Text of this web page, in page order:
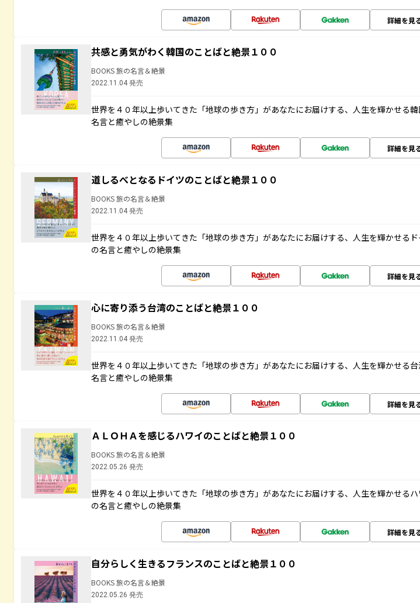
詳細を見
共感と勇気がわく韓国のことばと絶景１００
BOOKS 旅の名言＆絶景
2022.11.04 発売
世界を４０年以上歩いてきた「地球の歩き方」があなたにお届けする、人生を輝かせる韓
名言と癒やしの絶景集
詳細を見
道しるべとなるドイツのことばと絶景１００
BOOKS 旅の名言＆絶景
2022.11.04 発売
世界を４０年以上歩いてきた「地球の歩き方」があなたにお届けする、人生を輝かせるド
の名言と癒やしの絶景集
詳細を見
心に寄り添う台湾のことばと絶景１００
BOOKS 旅の名言＆絶景
2022.11.04 発売
世界を４０年以上歩いてきた「地球の歩き方」があなたにお届けする、人生を輝かせる台
名言と癒やしの絶景集
詳細を見
ＡＬＯＨＡを感じるハワイのことばと絶景１００
BOOKS 旅の名言＆絶景
2022.05.26 発売
世界を４０年以上歩いてきた「地球の歩き方」があなたにお届けする、人生を輝かせるハ
の名言と癒やしの絶景集
詳細を見
自分らしく生きるフランスのことばと絶景１００
BOOKS 旅の名言＆絶景
2022.05.26 発売